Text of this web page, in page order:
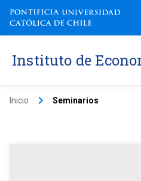
Instituto de
Inicio keyboard_arrow_right Seminarios